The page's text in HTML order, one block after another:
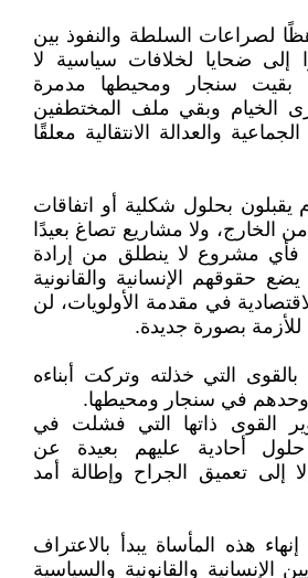
لصراعات السلطة والنفوذ بين
إلى ضحايا لخلافات سياسية لا
بقيت سنجار ومحيطها مدمرة
الخيام وبقي ملف المختطفين
والعدالة الانتقالية معلقًا
يقبلون بحلول شكلية أو اتفاقات
الخارج، ولا مشاريع تصاغ بعيدًا
فأي مشروع لا ينطلق من إرادة
يضع حقوقهم الإنسانية والقانونية
في مقدمة الأولويات، لن
بصورة جديدة.
التي خذلته وتركت أبناءه
وحدهم في سنجار ومحيطها.
القوى ذاتها التي فشلت في
أحادية عليهم بعيدة عن
إلى تعميق الجراح وإطالة أمد
هذه المأساة يبدأ بالاعتراف
الإنسانية والقانونية والسياسية